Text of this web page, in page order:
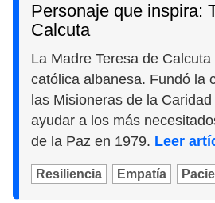
Personaje que inspira:
Calcuta
La Madre Teresa de
católica albanesa. Fundó la
las Misioneras de la
ayudar a los más
de la Paz en 1979. Leer
Resiliencia Empatía